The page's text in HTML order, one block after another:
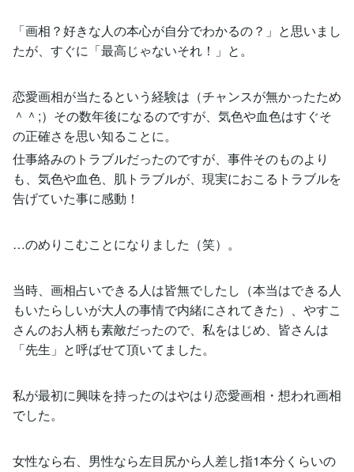
「画相？好きな人の本心が自分でわかるの？」と思いまし
たが、すぐに「最高じゃないそれ！」と。
恋愛画相が当たるという経験は（チャンスが無かったため
＾＾;）その数年後になるのですが、気色や血色はすぐそ
の正確さを思い知ることに。
仕事絡みのトラブルだったのですが、事件そのものより
も、気色や血色、肌トラブルが、現実におこるトラブルを
告げていた事に感動！
…のめりこむことになりました（笑）。
当時、画相占いできる人は皆無でしたし（本当はできる人
もいたらしいが大人の事情で内緒にされてきた）、やすこ
さんのお人柄も素敵だったので、私をはじめ、皆さんは
「先生」と呼ばせて頂いてました。
私が最初に興味を持ったのはやはり恋愛画相・想われ画相
でした。
女性なら右、男性なら左目尻から人差し指1本分くらいの